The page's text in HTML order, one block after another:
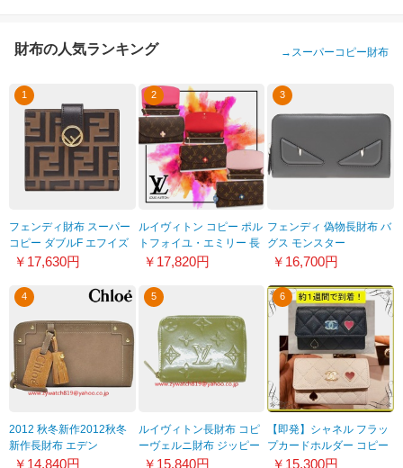
財布の人気ランキング → スーパーコピー財布
1
フェンディ財布 スーパー
コピー ダブルF エフイズ
ロゴ 折財布 8M0386
￥17,630円
2
ルイヴィトン コピー ポル
トフォイユ・エミリー 長
財布 モノグラム
￥17,820円
3
フェンディ 偽物長財布 バ
グス モンスター
7M021043 グレー
￥16,700円
4
2012 秋冬新作2012秋冬
新作長財布 エデン
3p0720 -311-063
￥14,840円
5
ルイヴィトン長財布 コピ
ーヴェルニ財布 ジッピー
コインパース ヴェールア
￥15,840円
6
【即発】シャネル フラッ
プカードホルダー コピー
AP3083 B09768 94305
￥15,300円